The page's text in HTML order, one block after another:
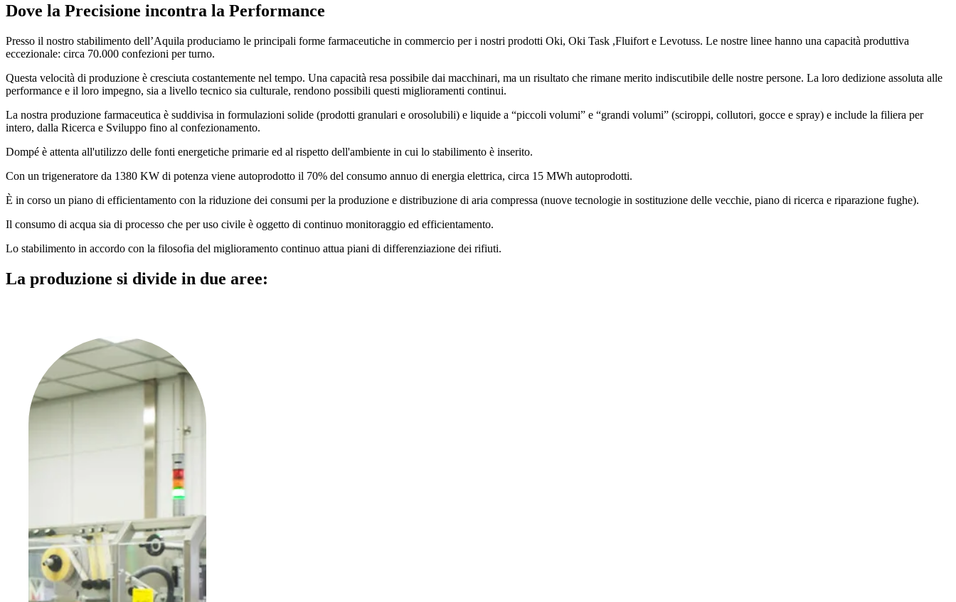
Dove la Precisione incontra la Performance
Presso il nostro stabilimento dell’Aquila produciamo le principali forme farmaceutiche in commercio per i nostri prodotti Oki, Oki Task ,Fluifort e Levotuss. Le nostre linee hanno una capacità produttiva
eccezionale: circa 70.000 confezioni per turno.
Questa velocità di produzione è cresciuta costantemente nel tempo. Una capacità resa possibile dai macchinari, ma un risultato che rimane merito indiscutibile delle nostre persone. La loro dedizione assoluta alle
performance e il loro impegno, sia a livello tecnico sia culturale, rendono possibili questi miglioramenti continui.
La nostra produzione farmaceutica è suddivisa in formulazioni solide (prodotti granulari e orosolubili) e liquide a “piccoli volumi” e “grandi volumi” (sciroppi, collutori, gocce e spray) e include la filiera per
intero, dalla Ricerca e Sviluppo fino al confezionamento.
Dompé è attenta all'utilizzo delle fonti energetiche primarie ed al rispetto dell'ambiente in cui lo stabilimento è inserito.
Con un trigeneratore da 1380 KW di potenza viene autoprodotto il 70% del consumo annuo di energia elettrica, circa 15 MWh autoprodotti.
È in corso un piano di efficientamento con la riduzione dei consumi per la produzione e distribuzione di aria compressa (nuove tecnologie in sostituzione delle vecchie, piano di ricerca e riparazione fughe).
Il consumo di acqua sia di processo che per uso civile è oggetto di continuo monitoraggio ed efficientamento.
Lo stabilimento in accordo con la filosofia del miglioramento continuo attua piani di differenziazione dei rifiuti.
La produzione si divide in due aree: